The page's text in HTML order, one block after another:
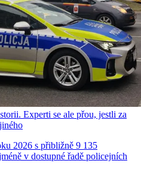
Experti se ale přou, jestli za
2026 s přibližně 9 135
v dostupné řadě policejních